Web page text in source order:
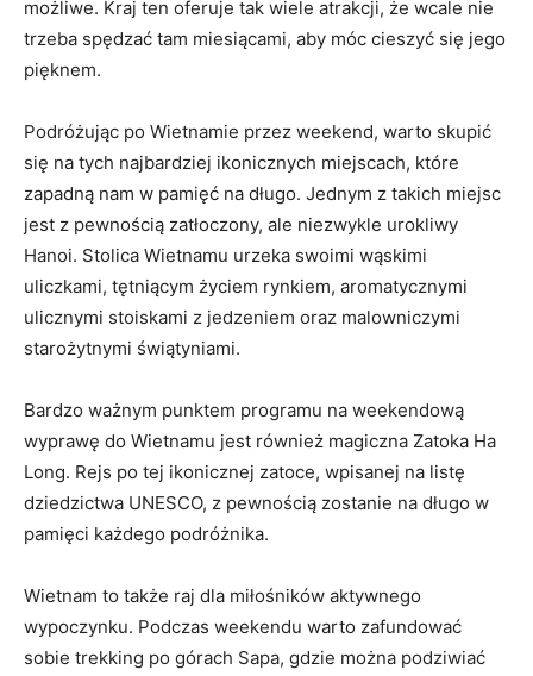
możliwe. Kraj ten ⁢oferuje tak wiele atrakcji,​ że wcale ⁣nie
trzeba ⁢spędzać⁤ tam miesiącami,⁢ aby móc⁤ cieszyć się​ jego
pięknem.
Podróżując⁢ po Wietnamie przez ‌weekend, warto skupić
się na tych‌ najbardziej ikonicznych⁤ miejscach, które
‌zapadną​ nam ‍w pamięć na długo. Jednym z takich miejsc‍
jest ‍z pewnością​ zatłoczony,‌ ale niezwykle urokliwy
Hanoi.⁤ Stolica Wietnamu ‌urzeka swoimi wąskimi
uliczkami, tętniącym życiem rynkiem,‍ aromatycznymi
ulicznymi stoiskami z jedzeniem⁢ oraz⁤ malowniczymi
starożytnymi świątyniami.
Bardzo ważnym punktem programu‌ na weekendową
wyprawę do Wietnamu jest ⁢również​ magiczna ⁢Zatoka Ha
Long. Rejs po tej ikonicznej​ zatoce, wpisanej na listę
dziedzictwa UNESCO,⁢ z pewnością zostanie na ⁤długo w
pamięci każdego ‌podróżnika.
Wietnam to także raj dla‌ miłośników‍ aktywnego‍
wypoczynku. Podczas⁢ weekendu warto zafundować
sobie​ trekking po górach ⁣Sapa, gdzie można podziwiać